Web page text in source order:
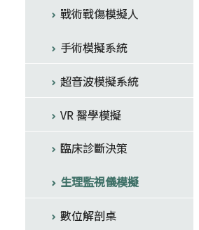
戰術戰傷模擬人
手術模擬系統
超音波模擬系統
VR 醫學模擬
臨床診斷決策
生理監視儀模擬
數位解剖桌